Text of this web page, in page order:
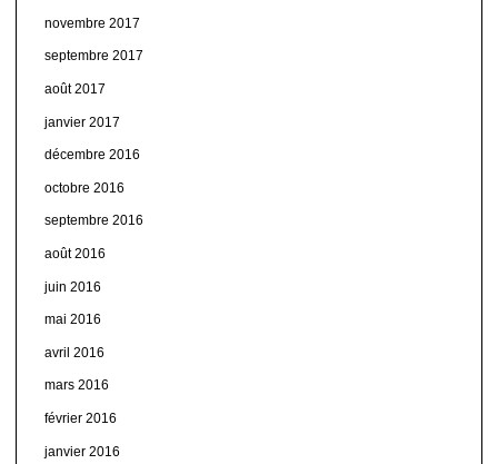
novembre 2017
septembre 2017
août 2017
janvier 2017
décembre 2016
octobre 2016
septembre 2016
août 2016
juin 2016
mai 2016
avril 2016
mars 2016
février 2016
janvier 2016